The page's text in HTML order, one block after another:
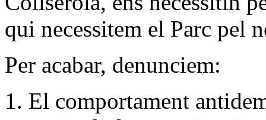
qui necessitem el Parc
Per acabar, denunciem:
1. El comportament